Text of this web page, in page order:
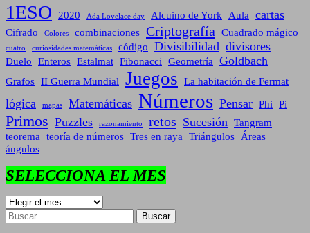
1ESO 2020 Ada Lovelace day Alcuino de York Aula cartas
Cifrado Colores combinaciones Criptografía Cuadrado mágico
cuatro curiosidades matemáticas código Divisibilidad divisores
Duelo Enteros Estalmat Fibonacci Geometría Goldbach
Grafos II Guerra Mundial Juegos La habitación de Fermat
lógica mapas Matemáticas Números Pensar Phi Pi
Primos Puzzles razonamiento retos Sucesión
Tangram
teorema
teoría de números Tres en raya Triángulos
Áreas
ángulos
SELECCIONA EL MES
SELECCIONA
EL
MES
Buscar: